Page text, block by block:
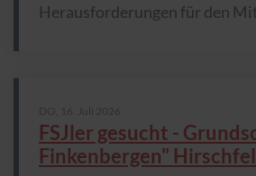
Herausforderungen für den
FSJler gesucht -
Finkenbergen"